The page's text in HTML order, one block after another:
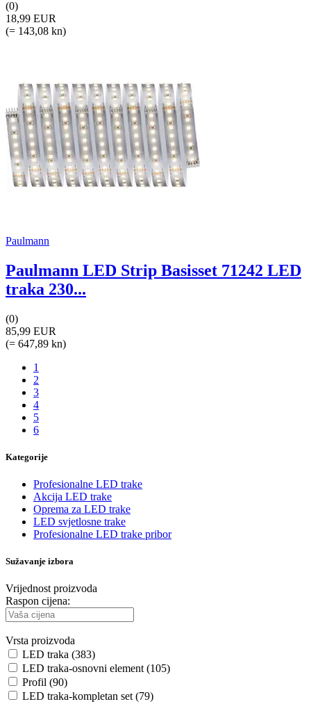
(0)
18,99 EUR
(= 143,08 kn)
Paulmann
Paulmann LED Strip Basisset 71242 LED
traka 230...
(0)
85,99 EUR
(= 647,89 kn)
1
2
3
4
5
6
Kategorije
Profesionalne LED trake
Akcija LED trake
Oprema za LED trake
LED svjetlosne trake
Profesionalne LED trake pribor
Sužavanje izbora
Vrijednost proizvoda
Raspon cijena:
Vrsta proizvoda
LED traka (383)
LED traka-osnovni element (105)
Profil (90)
LED traka-kompletan set (79)